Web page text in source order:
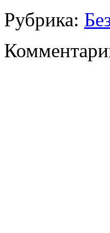
Рубрика: